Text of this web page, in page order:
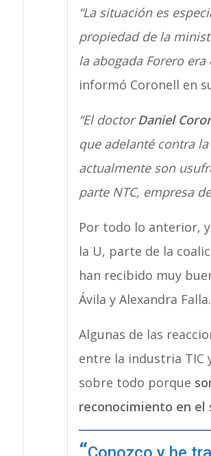
“La situación es
propiedad de la
la abogada Forero
informó Coronell en
“El doctorDaniel
que adelanté contra
actualmente son
parte NTC, empresa
Por todo lo anterior,
la U, parte de la
han recibido muy
Ávila y Alexandra Falla.
Algunas de las
entre la industria TIC
sobre todo porque
reconocimiento en el